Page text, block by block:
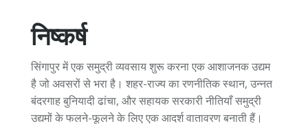
निष्कर्ष
सिंगापुर में एक समुद्री व्यवसाय शुरू करना एक आशाजनक उद्यम
है जो अवसरों से भरा है। शहर-राज्य का रणनीतिक स्थान, उन्नत
बंदरगाह बुनियादी ढांचा, और सहायक सरकारी नीतियाँ समुद्री
उद्यमों के फलने-फूलने के लिए एक आदर्श वातावरण बनाती हैं।